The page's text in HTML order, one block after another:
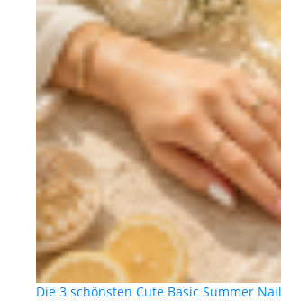
Die 3 schönsten Cute Basic Summer